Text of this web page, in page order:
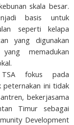
skala besar.
basis untuk
seperti kelapa
yang digunakan
memadukan
fokus pada
peternakan ini tidak
bekerjasama
Timur sebagai
Development